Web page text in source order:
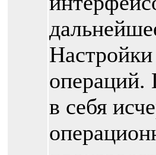
операций.
в себя